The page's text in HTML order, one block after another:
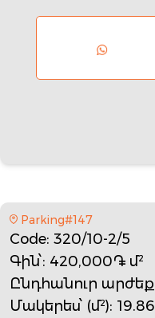
Parking#147
Code: 320/10-2/5
Գին՝: 420,000֏ մ²
Ընդհանուր արժեք
Մակերես՝ (մ²): 19.86